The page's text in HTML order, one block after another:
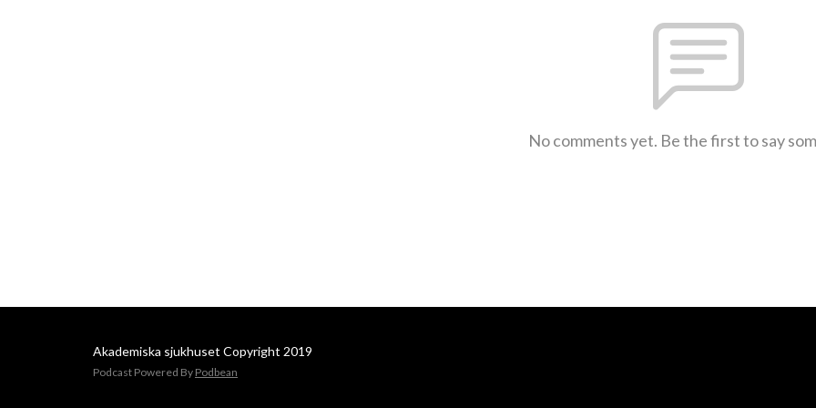
No comments yet. Be the first to say
Akademiska sjukhuset Copyright 2019
Podcast Powered By Podbean